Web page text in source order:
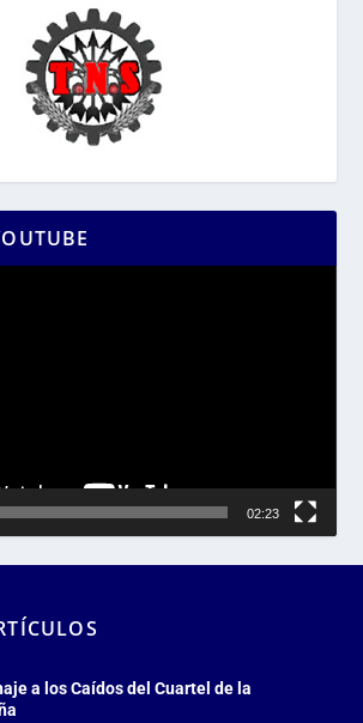
02:23
a los Caídos del Cuartel de la